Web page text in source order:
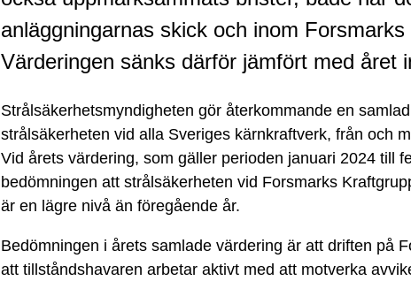
i
Forsmark
får
sänkt
värdering
anläggningarnas skick och inom Forsmarks
Värderingen sänks därför jämfört med året
Strålsäkerhetsmyndigheten gör återkommande en
strålsäkerheten vid alla Sveriges kärnkraftverk, från och
Vid årets värdering, som gäller perioden januari 2024 till
bedömningen att strålsäkerheten vid Forsmarks
är en lägre nivå än föregående år.
Bedömningen i årets samlade värdering är att driften på
att tillståndshavaren arbetar aktivt med att motverka